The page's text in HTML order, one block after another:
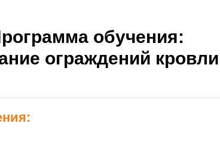
обучения:
кровли,